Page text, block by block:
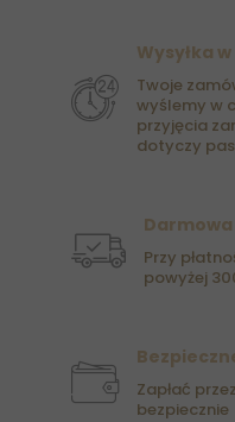
Wysyłka
Twoje
wyślemy w
przyjęcia
dotyczy
Przy
powyżej
Zapłać
bezpiecznie